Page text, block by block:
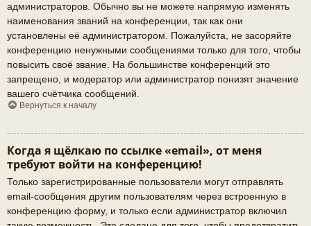
администраторов. Обычно вы не можете напрямую изменять
наименования званий на конференции, так как они
установлены её администратором. Пожалуйста, не засоряйте
конференцию ненужными сообщениями только для того, чтобы
повысить своё звание. На большинстве конференций это
запрещено, и модератор или администратор понизят значение
вашего счётчика сообщений.
Вернуться к началу
Когда я щёлкаю по ссылке «email», от меня
требуют войти на конференцию!
Только зарегистрированные пользователи могут отправлять
email-сообщения другим пользователям через встроенную в
конференцию форму, и только если администратор включил